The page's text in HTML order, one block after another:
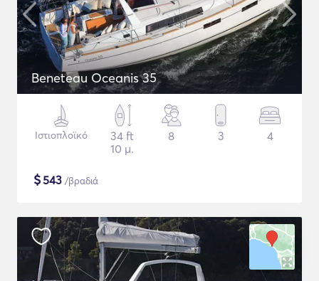
Beneteau Oceanis 35
Ιστιοπλοϊκό
34 ft
10 μ.
8 3 4
$543 /βραδιά